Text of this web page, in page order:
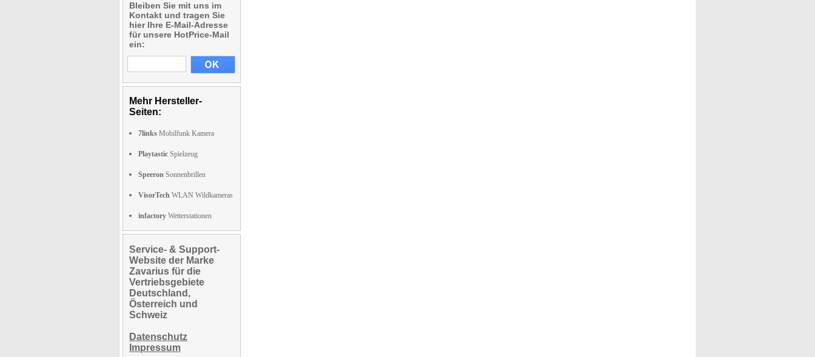
Bleiben Sie mit uns im
Kontakt und tragen Sie
hier Ihre E-Mail-Adresse
für unsere HotPrice-Mail
ein:
Mehr Hersteller-
Seiten:
7links Mobilfunk Kamera
Playtastic Spielzeug
Speeron Sonnenbrillen
VisorTech WLAN Wildkameras
infactory Wetterstationen
Service- & Support-
Website der Marke
Zavarius für die
Vertriebsgebiete
Deutschland,
Österreich und
Schweiz
Datenschutz
Impressum